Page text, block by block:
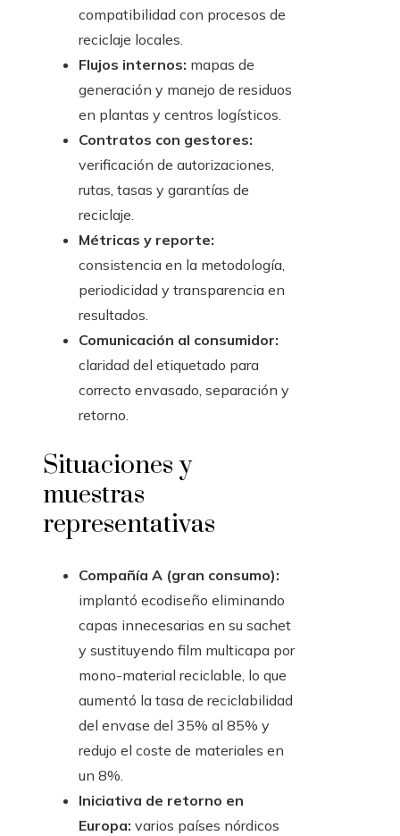
compatibilidad con procesos de
reciclaje locales.
Flujos internos: mapas de
generación y manejo de residuos
en plantas y centros logísticos.
Contratos con gestores:
verificación de autorizaciones,
rutas, tasas y garantías de
reciclaje.
Métricas y reporte:
consistencia en la metodología,
periodicidad y transparencia en
resultados.
Comunicación al consumidor:
claridad del etiquetado para
correcto envasado, separación y
retorno.
Situaciones y
muestras
representativas
Compañía A (gran consumo):
implantó ecodiseño eliminando
capas innecesarias en su sachet
y sustituyendo film multicapa por
mono-material reciclable, lo que
aumentó la tasa de reciclabilidad
del envase del 35% al 85% y
redujo el coste de materiales en
un 8%.
Iniciativa de retorno en
Europa: varios países nórdicos